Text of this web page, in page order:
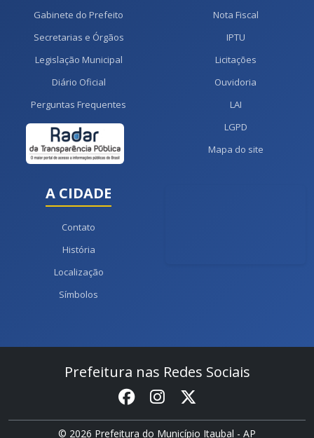
Gabinete do Prefeito
Secretarias e Órgãos
Legislação Municipal
Diário Oficial
Perguntas Frequentes
Nota Fiscal
IPTU
Licitações
Ouvidoria
LAI
LGPD
Mapa do site
A CIDADE
Contato
História
Localização
Símbolos
Prefeitura nas Redes Sociais
© 2026 Prefeitura do Município Itaubal - AP